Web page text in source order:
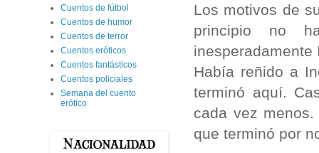
Los motivos de
principio no
Había reñido a
terminó aquí.
cada vez
que terminó por
Cuentos de fútbol
Cuentos de humor
Cuentos de terror
Cuentos eróticos
Cuentos fantásticos
Cuentos policiales
Semana del cuento
erótico